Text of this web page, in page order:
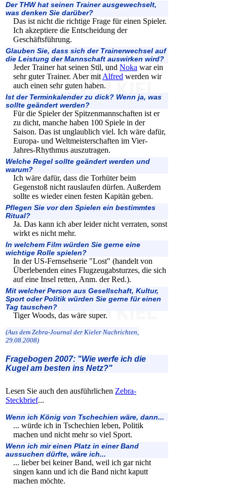
Der THW hat seinen Trainer ausgewechselt,
was denken Sie darüber?
Das ist nicht die richtige Frage für einen Spieler.
Ich akzeptiere die Entscheidung der
Geschäftsführung.
Glauben Sie, dass sich der Trainerwechsel auf
die Leistung der Mannschaft auswirken wird?
Jeder Trainer hat seinen Stil, und Noka war ein
sehr guter Trainer. Aber mit Alfred werden wir
auch einen sehr guten haben.
Ist der Terminkalender zu dick? Wenn ja, was
sollte geändert werden?
Für die Spieler der Spitzenmannschaften ist er
zu dicht, manche haben 100 Spiele in der
Saison. Das ist unglaublich viel. Ich wäre dafür,
Europa- und Weltmeisterschaften im Vier-
Jahres-Rhythmus auszutragen.
Welche Regel sollte geändert werden und
warum?
Ich wäre dafür, dass die Torhüter beim
Gegenstoß nicht rauslaufen dürfen. Außerdem
sollte es wieder einen festen Kapitän geben.
Pflegen Sie vor den Spielen ein bestimmtes
Ritual?
Ja. Das kann ich aber leider nicht verraten, sonst
wirkt es nicht mehr.
In welchem Film würden Sie gerne eine
wichtige Rolle spielen?
In der US-Fernsehserie "Lost" (handelt von
Überlebenden eines Flugzeugabsturzes, die sich
auf eine Insel retten, Anm. der Red.).
Mit welcher Person aus Gesellschaft, Kultur,
Sport oder Politik würden Sie gerne für einen
Tag tauschen?
Tiger Woods, das wäre super.
(Aus dem Zebra-Journal der Kieler Nachrichten,
29.08.2008)
Fragebogen 2007: "Wie werfe ich die
Kugel am besten ins Netz?"
Lesen Sie auch den ausführlichen Zebra-
Steckbrief...
Wenn ich König von Tschechien wäre, dann...
... würde ich in Tschechien leben, Politik
machen und nicht mehr so viel Sport.
Wenn ich mir einen Platz in einer Band
aussuchen dürfte, wäre ich...
... lieber bei keiner Band, weil ich gar nicht
singen kann und ich die Band nicht kaputt
machen möchte.